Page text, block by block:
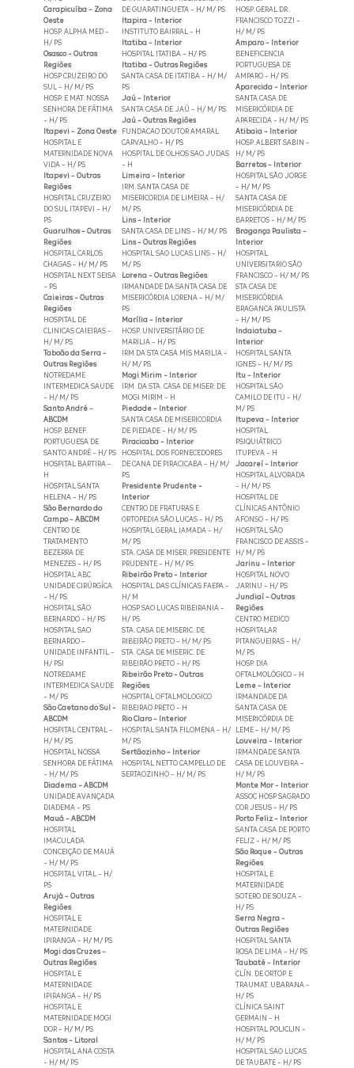
Carapicuíba - Zona
Oeste
HOSP. ALPHA MED -
H/ PS
Osasco - Outras
Regiões
HOSP CRUZEIRO DO
SUL - H/ M/ PS
HOSP. E MAT. NOSSA
SENHORA DE FÁTIMA
- H/ PS
Itapevi - Zona Oeste
HOSPITAL E
MATERNIDADE NOVA
VIDA - H/ PS
Itapevi - Outras
Regiões
HOSPITAL CRUZEIRO
DO SUL ITAPEVI - H/
PS
Guarulhos - Outras
Regiões
HOSPITAL CARLOS
CHAGAS - H/ M/ PS
HOSPITAL NEXT SEISA
- PS
Caieiras - Outras
Regiões
HOSPITAL DE
CLINICAS CAIEIRAS -
H/ M/ PS
Taboão da Serra -
Outras Regiões
NOTREDAME
INTERMEDICA SAUDE
- H/ M/ PS
Santo André -
ABCDM
HOSP. BENEF.
PORTUGUESA DE
SANTO ANDRÉ - H/ PS
HOSPITAL BARTIRA -
H
HOSPITAL SANTA
HELENA - H/ PS
São Bernardo do
Campo - ABCDM
CENTRO DE
TRATAMENTO
BEZERRA DE
MENEZES - H/ PS
HOSPITAL ABC
UNIDADE CIRÚRGÍCA
- H/ PS
HOSPITAL SÃO
BERNARDO - H/ PS
HOSPITAL SAO
BERNARDO -
UNIDADE INFANTIL -
H/ PSI
NOTREDAME
INTERMEDICA SAUDE
- M/ PS
São Caetano do Sul -
ABCDM
HOSPITAL CENTRAL -
H/ M/ PS
HOSPITAL NOSSA
SENHORA DE FÁTIMA
- H/ M/ PS
Diadema - ABCDM
UNIDADE AVANÇADA
DIADEMA - PS
Mauá - ABCDM
HOSPITAL
IMACULADA
CONCEIÇÃO DE MAUÁ
- H/ M/ PS
HOSPITAL VITAL - H/
PS
Arujá - Outras
Regiões
HOSPITAL E
MATERNIDADE
IPIRANGA - H/ M/ PS
Mogi das Cruzes -
Outras Regiões
HOSPITAL E
MATERNIDADE
IPIRANGA - H/ PS
HOSPITAL E
MATERNIDADE MOGI
DOR - H/ M/ PS
Santos - Litoral
HOSPITAL ANA COSTA
- H/ M/ PS
DE GUARATINGUETA - H/ M/ PS
Itapira - Interior
INSTITUTO BAIRRAL - H
Itatiba - Interior
HOSPITAL ITATIBA - H/ PS
Itatiba - Outras Regiões
SANTA CASA DE ITATIBA - H/ M/
PS
Jaú - Interior
SANTA CASA DE JAÚ - H/ M/ PS
Jaú - Outras Regiões
FUNDACAO DOUTOR AMARAL
CARVALHO - H/ PS
HOSPITAL DE OLHOS SAO JUDAS
- H
Limeira - Interior
IRM. SANTA CASA DE
MISERICORDIA DE LIMEIRA - H/
M/ PS
Lins - Interior
SANTA CASA DE LINS - H/ M/ PS
Lins - Outras Regiões
HOSPITAL SAO LUCAS LINS - H/
M/ PS
Lorena - Outras Regiões
IRMANDADE DA SANTA CASA DE
MISERICÓRDIA LORENA - H/ M/
PS
Marília - Interior
HOSP. UNIVERSITÁRIO DE
MARILIA - H/ PS
IRM DA STA CASA MIS MARILIA -
H/ M/ PS
Mogi Mirim - Interior
IRM. DA STA. CASA DE MISER. DE
MOGI MIRIM - H
Piedade - Interior
SANTA CASA DE MISERICORDIA
DE PIEDADE - H/ M/ PS
Piracicaba - Interior
HOSPITAL DOS FORNECEDORES
DE CANA DE PIRACICABA - H/ M/
PS
Presidente Prudente -
Interior
CENTRO DE FRATURAS E
ORTOPEDIA SÃO LUCAS - H/ PS
HOSPITAL GERAL IAMADA - H/
M/ PS
STA. CASA DE MISER. PRESIDENTE
PRUDENTE - H/ M/ PS
Ribeirão Preto - Interior
HOSPITAL DAS CLÍNICAS FAEPA -
H/ M
HOSP SAO LUCAS RIBEIRANIA -
H/ PS
STA. CASA DE MISERIC. DE
RIBEIRÃO PRETO - H/ M/ PS
STA. CASA DE MISERIC. DE
RIBEIRÃO PRETO - H/ PS
Ribeirão Preto - Outras
Regiões
HOSPITAL OFTALMOLOGICO
RIBEIRAO PRETO - H
Rio Claro - Interior
HOSPITAL SANTA FILOMENA - H/
M/ PS
Sertãozinho - Interior
HOSPITAL NETTO CAMPELLO DE
SERTAOZINHO - H/ M/ PS
HOSP. GERAL DR.
FRANCISCO TOZZI -
H/ M/ PS
Amparo - Interior
BENEFICENCIA
PORTUGUESA DE
AMPARO - H/ PS
Aparecida - Interior
SANTA CASA DE
MISERICÓRDIA DE
APARECIDA - H/ M/ PS
Atibaia - Interior
HOSP. ALBERT SABIN -
H/ M/ PS
Barretos - Interior
HOSPITAL SÃO JORGE
- H/ M/ PS
SANTA CASA DE
MISERICÓRDIA DE
BARRETOS - H/ M/ PS
Bragança Paulista -
Interior
HOSPITAL
UNIVERSITARIO SÃO
FRANCISCO - H/ M/ PS
STA CASA DE
MISERICÓRDIA
BRAGANCA PAULISTA
- H/ M/ PS
Indaiatuba -
Interior
HOSPITAL SANTA
IGNES - H/ M/ PS
Itu - Interior
HOSPITAL SÃO
CAMILO DE ITU - H/
M/ PS
Itupeva - Interior
HOSPITAL
PSIQUIÁTRICO
ITUPEVA - H
Jacareí - Interior
HOSPITAL ALVORADA
- H/ M/ PS
HOSPITAL DE
CLÍNICAS ANTÔNIO
AFONSO - H/ PS
HOSPITAL SÃO
FRANCISCO DE ASSIS -
H/ M/ PS
Jarinu - Interior
HOSPITAL NOVO
JARINU - H/ PS
Jundiaí - Outras
Regiões
CENTRO MEDICO
HOSPITALAR
PITANGUEIRAS - H/
M/ PS
HOSP. DIA
OFTALMOLÓGICO - H
Leme - Interior
IRMANDADE DA
SANTA CASA DE
MISERICÓRDIA DE
LEME - H/ M/ PS
Louveira - Interior
IRMANDADE SANTA
CASA DE LOUVEIRA -
H/ M/ PS
Monte Mor - Interior
ASSOC HOSP SAGRADO
COR JESUS - H/ PS
Porto Feliz - Interior
SANTA CASA DE PORTO
FELIZ - H/ M/ PS
São Roque - Outras
Regiões
HOSPITAL E
MATERNIDADE
SOTERO DE SOUZA -
H/ PS
Serra Negra -
Outras Regiões
HOSPITAL SANTA
ROSA DE LIMA - H/ PS
Taubaté - Interior
CLÍN. DE ORTOP. E
TRAUMAT. UBARANA -
H/ PS
CLÍNICA SAINT
GERMAIN - H
HOSPITAL POLICLIN -
H/ M/ PS
HOSPITAL SAO LUCAS
DE TAUBATE - H/ PS